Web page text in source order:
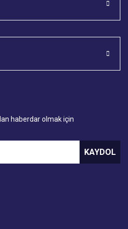
haberdar olmak için
KAYDOL